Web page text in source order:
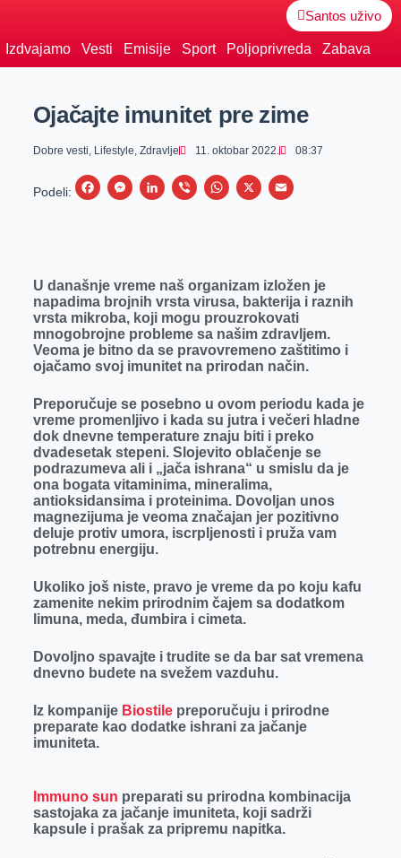
Santos uživo
Izdvajamo Vesti Emisije Sport Poljoprivreda Zabava
Ojačajte imunitet pre zime
Dobre vesti, Lifestyle, Zdravlje 11. oktobar 2022. 08:37
Podeli:
F
b
o
o
k
M
e
n
g
e
L
e
d
I
n
V
r
W
s
A
p
p
X
E
l
U današnje vreme naš organizam izložen je
napadima brojnih vrsta virusa, bakterija i raznih
vrsta mikroba, koji mogu prouzrokovati
mnogobrojne probleme sa našim zdravljem.
Veoma je bitno da se pravovremeno zaštitimo i
ojačamo svoj imunitet na prirodan način.
Preporučuje se posebno u ovom periodu kada je
vreme promenljivo i kada su jutra i večeri hladne
dok dnevne temperature znaju biti i preko
dvadesetak stepeni. Slojevito oblačenje se
podrazumeva ali i „jača ishrana“ u smislu da je
ona bogata vitaminima, mineralima,
antioksidansima i proteinima. Dovoljan unos
magnezijuma je veoma značajan jer pozitivno
deluje protiv umora, iscrpljenosti i pruža vam
potrebnu energiju.
Ukoliko još niste, pravo je vreme da po koju kafu
zamenite nekim prirodnim čajem sa dodatkom
limuna, meda, đumbira i cimeta.
Dovoljno spavajte i trudite se da bar sat vremena
dnevno budete na svežem vazduhu.
Iz kompanije Biostile preporučuju i prirodne
preparate kao dodatke ishrani za jačanje
imuniteta.
Immuno sun preparati su prirodna kombinacija
sastojaka za jačanje imuniteta, koji sadrži
kapsule i prašak za pripremu napitka.